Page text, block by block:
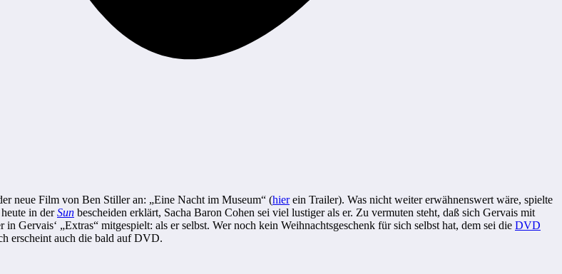
neue Film von Ben Stiller an: „Eine Nacht im Museum“ (hierein Trailer). Was nicht weiter erwähnenswert wäre, spielte
in derSun bescheiden erklärt, Sacha Baron Cohen sei viel lustiger als er. Zu vermuten steht, daß sich Gervais mit
Gervais‘ „Extras“ mitgespielt: als er selbst. Wer noch kein Weihnachtsgeschenk für sich selbst hat, dem sei die DVD
erscheint auch die bald auf DVD.